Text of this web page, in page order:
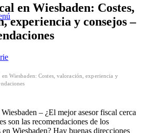
en Wiesbaden: Costes,
experiencia y consejos –
en Wiesbaden: Costes, valoración, experiencia y
– ¿El mejor asesor fiscal cerca
son las recomendaciones de los
en Wiesbaden? Hay buenas direcciones